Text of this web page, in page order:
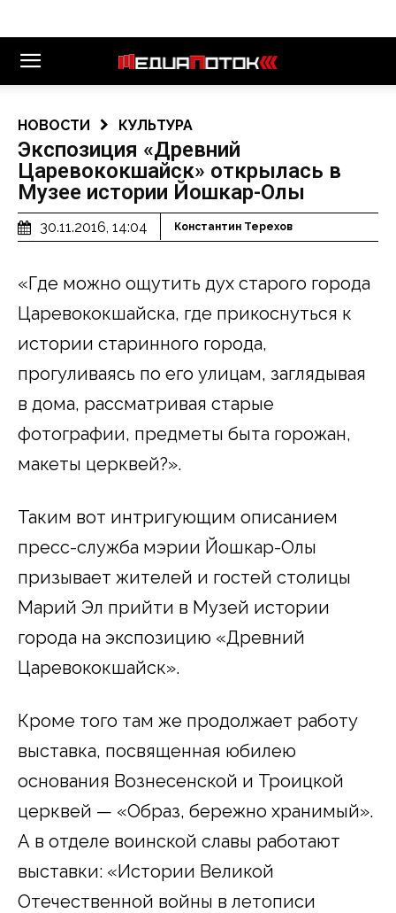
НОВОСТИ КУЛЬТУРА
Экспозиция «Древний
Царевококшайск» открылась в
Музее истории Йошкар-Олы
30.11.2016, 14:04 Константин Терехов
«Где можно ощутить дух старого города
Царевококшайска, где прикоснуться к
истории старинного города,
прогуливаясь по его улицам, заглядывая
в дома, рассматривая старые
фотографии, предметы быта горожан,
макеты церквей?».
Таким вот интригующим описанием
пресс-служба мэрии Йошкар-Олы
призывает жителей и гостей столицы
Марий Эл прийти в Музей истории
города на экспозицию «Древний
Царевококшайск».
Кроме того там же продолжает работу
выставка, посвященная юбилею
основания Вознесенской и Троицкой
церквей — «Образ, бережно хранимый».
А в отделе воинской славы работают
выставки: «Истории Великой
Отечественной войны в летописи